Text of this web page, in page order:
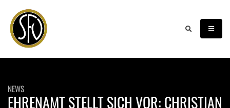
NEWS
EHRENAMT STELLT SICH VOR: CHRISTIAN